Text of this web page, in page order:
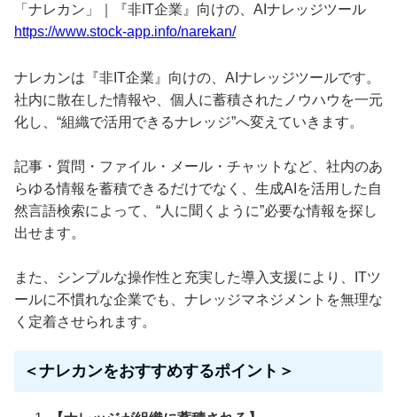
「ナレカン」｜『非IT企業』向けの、AIナレッジツール
https://www.stock-app.info/narekan/
ナレカンは『非IT企業』向けの、AIナレッジツールです。
社内に散在した情報や、個人に蓄積されたノウハウを一元
化し、“組織で活用できるナレッジ”へ変えていきます。
記事・質問・ファイル・メール・チャットなど、社内のあ
らゆる情報を蓄積できるだけでなく、生成AIを活用した自
然言語検索によって、“人に聞くように”必要な情報を探し
出せます。
また、シンプルな操作性と充実した導入支援により、ITツ
ールに不慣れな企業でも、ナレッジマネジメントを無理な
く定着させられます。
＜ナレカンをおすすめするポイント＞